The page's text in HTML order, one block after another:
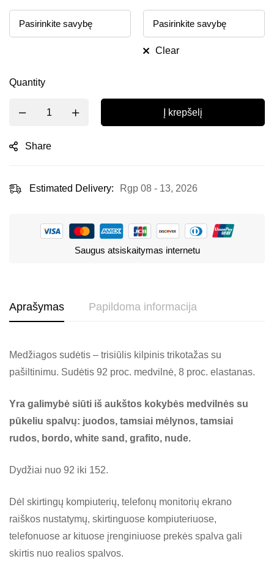
Clear
Quantity
Į krepšelį
Share
Estimated Delivery: Rgp 08 - 13, 2026
Saugus atsiskaitymas internetu
Aprašymas Papildoma informacija
Medžiagos sudėtis – trisiūlis kilpinis trikotažas su
pašiltinimu. Sudėtis 92 proc. medvilnė, 8 proc. elastanas.
Yra galimybė siūti iš aukštos kokybės medvilnės su
pūkeliu spalvų: juodos, tamsiai mėlynos, tamsiai
rudos, bordo, white sand, grafito, nude.
Dydžiai nuo 92 iki 152.
Dėl skirtingų kompiuterių, telefonų monitorių ekrano
raiškos nustatymų, skirtinguose kompiuteriuose,
telefonuose ar kituose įrenginiuose prekės spalva gali
skirtis nuo realios spalvos.